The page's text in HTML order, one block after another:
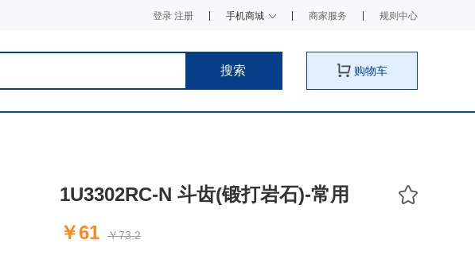
登录 注册 手机商城 商家服务 规则中心
搜索 购物车
1U3302RC-N 斗齿(锻打岩石)-常用
￥61
￥73.2